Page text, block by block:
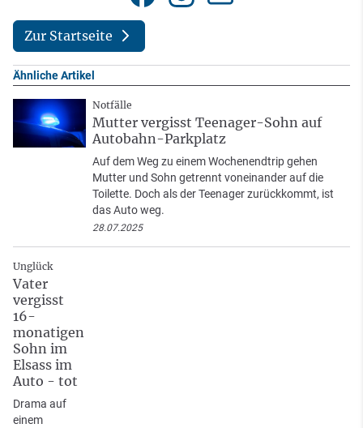
Zur Startseite
Ähnliche Artikel
Notfälle
Mutter vergisst Teenager-Sohn auf
Autobahn-Parkplatz
Auf dem Weg zu einem Wochenendtrip gehen
Mutter und Sohn getrennt voneinander auf die
Toilette. Doch als der Teenager zurückkommt, ist
das Auto weg.
28.07.2025
Unglück
Vater
vergisst
16-
monatigen
Sohn im
Elsass im
Auto - tot
Drama auf
einem